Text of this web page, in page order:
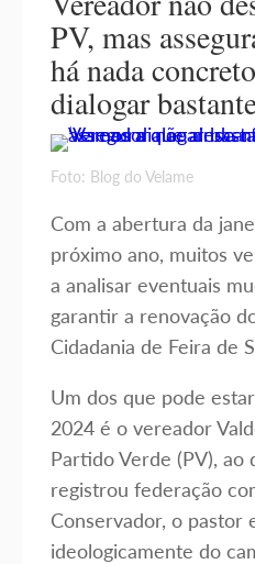
PV, mas
há nada
dialogar
Foto: Blog do Velame
Com a abertura da
próximo ano, muitos
a analisar eventuais
garantir a renovação
Cidadania de Feira de
Um dos que pode
2024 é o vereador
Partido Verde (PV), ao
registrou federação
Conservador, o pastor
ideologicamente do